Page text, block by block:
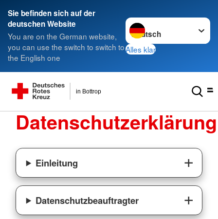
Sie befinden sich auf der
deutschen Website
You are on the German website,
you can use the switch to switch to
the English one
Sprache wechseln zu
Alles klar
in Bottrop
Datenschutzerklärung
Einleitung
Datenschutzbeauftragter